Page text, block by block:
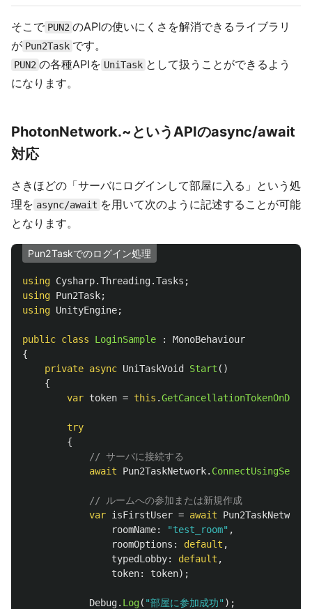
そこで PUN2 のAPIの使いにくさを解消できるライブラリ
が Pun2Task です。
PUN2 の各種APIを UniTask として扱うことができるよう
になります。
PhotonNetwork.~というAPIのasync/await
対応
さきほどの「サーバにログインして部屋に入る」という処
理を async/await を用いて次のように記述することが可能
となります。
Pun2Taskでのログイン処理
using Cysharp.Threading.Tasks ;
using Pun2Task;
using UnityEngine;
public class LoginSample :
MonoBehaviour
{
private async UniTaskVoid Start ()
{
var token = this .
try
{
// サーバに接続する
await
Pun2TaskNetwork.
// ルームへの参加または新規作成
var isFirstUser = await Pun2TaskNetwork
roomName: "test_room" ,
roomOptions : default ,
typedLobby: default ,
token: token);
Debug. Log( "部屋に参加成功" );